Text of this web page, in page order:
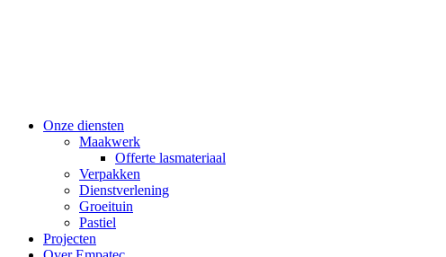
Onze diensten
Maakwerk
Offerte lasmateriaal
Verpakken
Dienstverlening
Groeituin
Pastiel
Projecten